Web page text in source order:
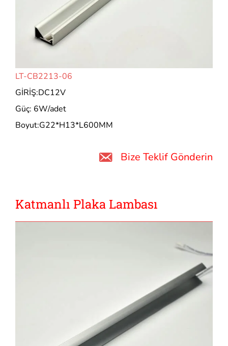
LT-CB2213-06
GİRİŞ:DC12V
Güç: 6W/adet
Boyut:G22*H13*L600MM
Bize Teklif Gönderin
Katmanlı Plaka Lambası